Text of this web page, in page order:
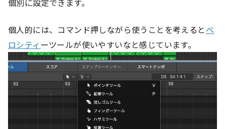
個別に設定できます。
個人的には、コマンド押しながら使うことを考えると ベ
ロシティ ーツールが使いやすいなと感じています。